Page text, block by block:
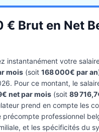
€ Brut en Net
instantanément votre
mois (soit 168 000€ par an
Pour ce montant, le
net par mois (soit 89
prend en compte les
précompte professionnel
et les spécificités du